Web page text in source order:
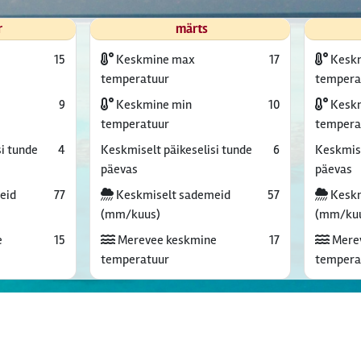
15
9
tunde 4
77
15
märts
Keskmine max
temperatuur
17
Keskmine min
temperatuur
10
Keskmiselt päikeselisi tunde
päevas
6
Keskmiselt sademeid
(mm/kuus)
57
Merevee keskmine
temperatuur
17
päevas
(mm/